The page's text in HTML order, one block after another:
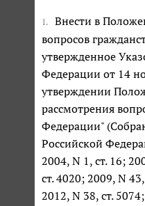
1.
Внести в
вопросов
утвержденное
Федерации от 14
утверждении
рассмотрения
Федерации"
Российской
2004, N 1, ст. 16;
ст. 4020; 2009, N
2012, N 38, ст.